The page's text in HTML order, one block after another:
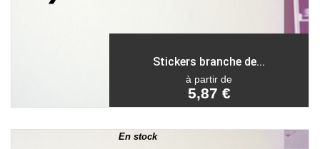
Stickers branche de...
à partir de
5,87 €
En stock